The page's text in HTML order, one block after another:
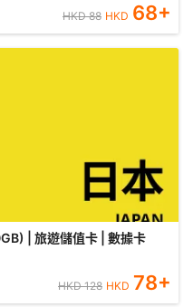
HKD88 HKD 68+
HKD128 HKD 78+